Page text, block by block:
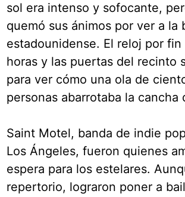
sol era intenso y sofocante,
quemó sus ánimos por ver a la
estadounidense. El reloj por fin
horas y las puertas del recinto
para ver cómo una ola de
personas abarrotaba la cancha
Saint Motel, banda de indie
Los Ángeles, fueron quienes
espera para los estelares.
repertorio, lograron poner a